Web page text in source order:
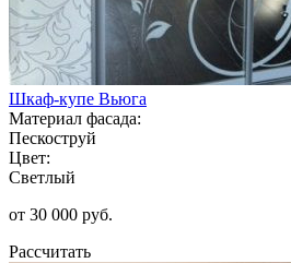
Шкаф-купе Вьюга
Материал фасада:
Пескоструй
Цвет:
Светлый
от 30 000 руб.
Рассчитать